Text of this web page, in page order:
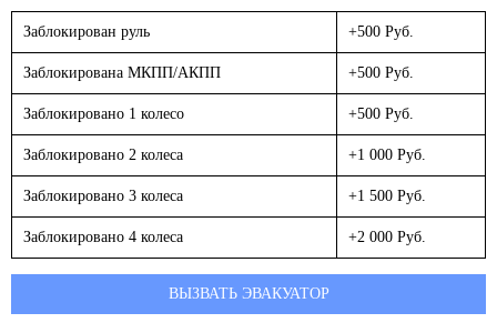
Заблокирован руль +500 Руб.
Заблокирована МКПП/АКПП +500 Руб.
Заблокировано 1 колесо +500 Руб.
Заблокировано 2 колеса +1 000 Руб.
Заблокировано 3 колеса +1 500 Руб.
Заблокировано 4 колеса +2 000 Руб.
ВЫЗВАТЬ ЭВАКУАТОР